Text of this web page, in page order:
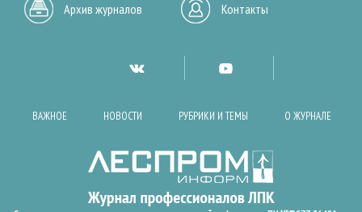
Архив журналов Контакты
ВАЖНОЕ НОВОСТИ РУБРИКИ И ТЕМЫ О ЖУРНАЛЕ